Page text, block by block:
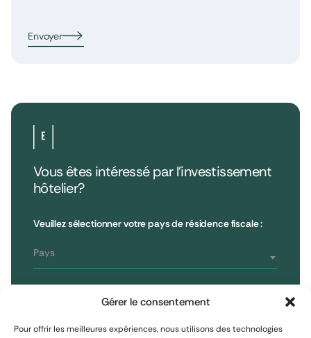
Gérer le consentement
Pour offrir les meilleures expériences, nous utilisons des technologies
Envoyer
Vous êtes intéressé par l’investissement
hôtelier?
Veuillez sélectionner votre pays de résidence fiscale :
Pays
75008 Paris, France
T : 01 53 96 52 50
S'inscrire à la newsletter
Reporting